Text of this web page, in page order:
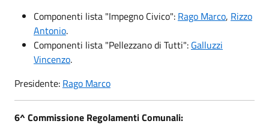
Componenti lista "Impegno Civico": Rago Marco, Rizzo
Antonio.
Componenti lista "Pellezzano di Tutti": Galluzzi
Vincenzo.
Presidente: Rago Marco
6^ Commissione Regolamenti Comunali: